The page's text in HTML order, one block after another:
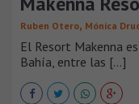
Ruben Otero, Mónica
El Resort Makenna
Bahía, entre las [...]